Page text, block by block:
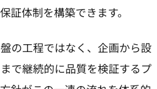
証体制を構築できます。
の工程ではなく、企画から設
で継続的に品質を検証するプ